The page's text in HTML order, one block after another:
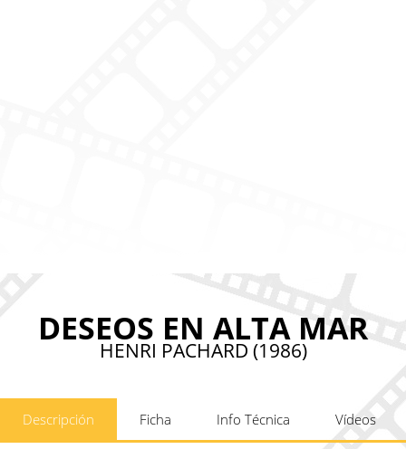
DESEOS EN ALTA MAR
HENRI PACHARD (1986)
Descripción Ficha Info Técnica Vídeos